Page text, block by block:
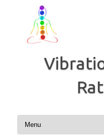
springen